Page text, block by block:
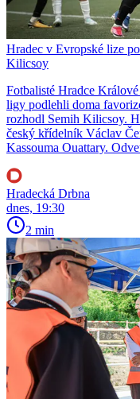
Hradec v Evropské lize
Kilicsoy
Fotbalisté Hradce
ligy podlehli doma
rozhodl Semih Kilicsoy.
český křídelník Václav
Kassouma Ouattary.
Hradecká Drbna
dnes, 19:30
2 min